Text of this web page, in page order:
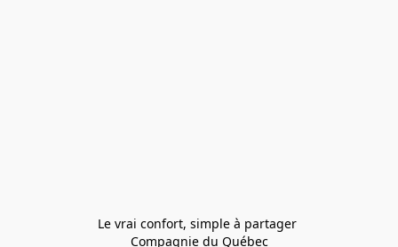
Le vrai confort, simple à partager
Compagnie du Québec